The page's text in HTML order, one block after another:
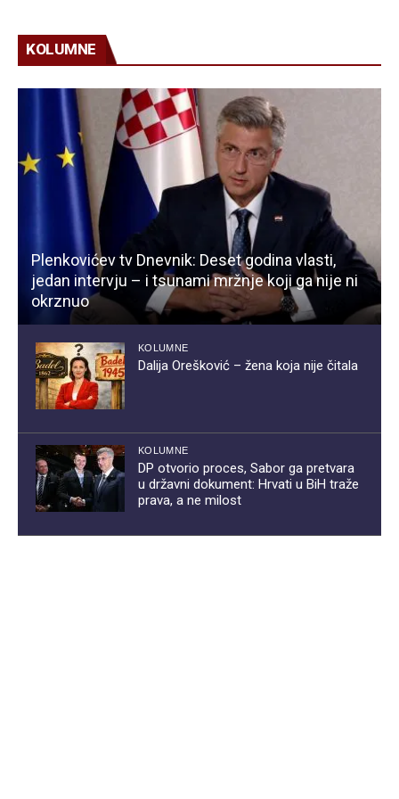
KOLUMNE
Plenkovićev tv Dnevnik: Deset godina vlasti,
jedan intervju – i tsunami mržnje koji ga nije ni
okrznuo
KOLUMNE
Dalija Orešković – žena koja nije čitala
KOLUMNE
DP otvorio proces, Sabor ga pretvara
u državni dokument: Hrvati u BiH traže
prava, a ne milost